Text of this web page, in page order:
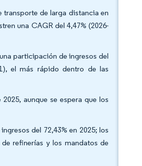
de larga distancia en
una CAGR del 4,47% (2026-
participación de ingresos del
el más rápido dentro de las
aunque se espera que los
del 72,43% en 2025; los
refinerías y los mandatos de